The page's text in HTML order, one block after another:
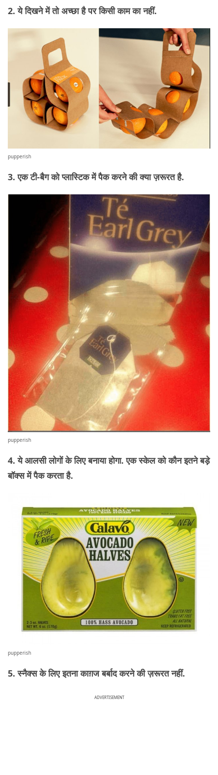
2. ये दिखने में तो अच्छा है पर किसी काम का नहीं.
pupperish
3. एक टी-बैग को प्लास्टिक में पैक करने की क्या ज़रूरत है.
pupperish
4. ये आलसी लोगों के लिए बनाया होगा. एक स्केल को कौन इतने बड़े
बॉक्स में पैक करता है.
pupperish
5. स्नैक्स के लिए इतना काग़ज बर्बाद करने की ज़रूरत नहीं.
ADVERTISEMENT